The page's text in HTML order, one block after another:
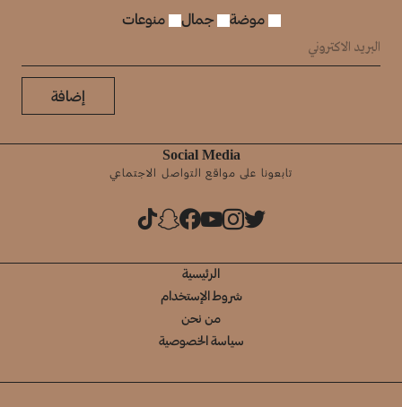
موضة جمال منوعات
إضافة
Social Media
تابعونا على مواقع التواصل الاجتماعي
الرئيسية
شروط الإستخدام
من نحن
سياسة الخصوصية